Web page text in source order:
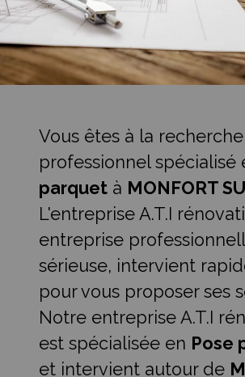
Vous êtes à la
professionnel spécialisé
parquet à MONFORT
L'entreprise A.T.I
entreprise
sérieuse, intervient
pour vous proposer ses
Notre entreprise A.T.I
est spécialisée en Pose
et intervient autour de